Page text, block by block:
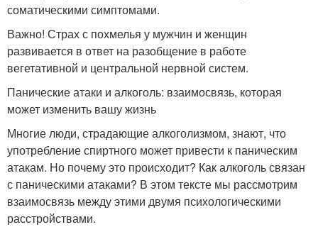
соматическими симптомами.
Важно! Страх с похмелья у мужчин и женщин
развивается в ответ на разобщение в работе
вегетативной и центральной нервной систем.
Панические атаки и алкоголь: взаимосвязь, которая
может изменить вашу жизнь
Многие люди, страдающие алкоголизмом, знают, что
употребление спиртного может привести к паническим
атакам. Но почему это происходит? Как алкоголь связан
с паническими атаками? В этом тексте мы рассмотрим
взаимосвязь между этими двумя психологическими
расстройствами.